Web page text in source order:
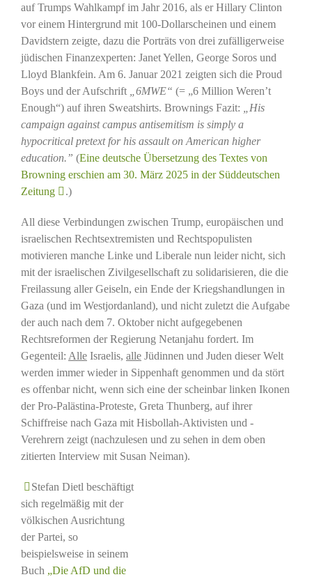
auf Trumps Wahlkampf im Jahr 2016, als er Hillary Clinton
vor einem Hintergrund mit 100-Dollarscheinen und einem
Davidstern zeigte, dazu die Porträts von drei zufälligerweise
jüdischen Finanzexperten: Janet Yellen, George Soros und
Lloyd Blankfein. Am 6. Januar 2021 zeigten sich die Proud
Boys und der Aufschrift
„6MWE“ (= „6 Million Weren’t
Enough“) auf ihren Sweatshirts. Brownings Fazit:
„His
campaign against campus antisemitism is simply a
hypocritical pretext for his assault on American higher
education.” (Eine deutsche Übersetzung des Textes von
Browning erschien am 30. März 2025 in der Süddeutschen
Zeitung
.)
All diese Verbindungen zwischen Trump, europäischen und
israelischen Rechtsextremisten und Rechtspopulisten
motivieren manche Linke und Liberale nun leider nicht, sich
mit der israelischen Zivilgesellschaft zu solidarisieren, die die
Freilassung aller Geiseln, ein Ende der Kriegshandlungen in
Gaza (und im Westjordanland), und nicht zuletzt die Aufgabe
der auch nach dem 7. Oktober nicht aufgegebenen
Rechtsreformen der Regierung Netanjahu fordert. Im
Gegenteil: AlleIsraelis, alleJüdinnen und Juden dieser Welt
werden immer wieder in Sippenhaft genommen und da stört
es offenbar nicht, wenn sich eine der scheinbar linken Ikonen
der Pro-Palästina-Proteste, Greta Thunberg, auf ihrer
Schiffreise nach Gaza mit Hisbollah-Aktivisten und -
Verehrern zeigt (nachzulesen und zu sehen in dem oben
zitierten Interview mit Susan Neiman).
Stefan Dietl beschäftigt
sich regelmäßig mit der
völkischen Ausrichtung
der Partei, so
beispielsweise in seinem
Buch „Die AfD und die